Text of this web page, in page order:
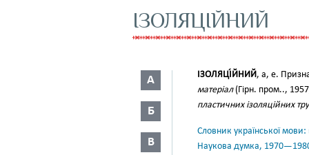
ІЗОЛЯЦІЙНИЙ
А
Б
В
ІЗОЛЯЦІ́ЙНИЙ, а, е.
матеріал(Гірн. пром..,
пластичних ізоляційних
Словник української
Наукова думка,